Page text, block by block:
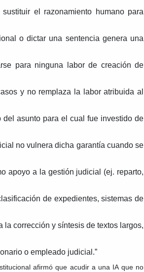
el razonamiento humano para
o dictar una sentencia genera una
para ninguna labor de creación de
y no remplaza la labor atribuida al
asunto para el cual fue investido de
no vulnera dicha garantía cuando se
apoyo a la gestión judicial (ej. reparto,
de expedientes, sistemas de
la corrección y síntesis de textos largos,
o empleado judicial.”
afirmó que acudir a una IA que no